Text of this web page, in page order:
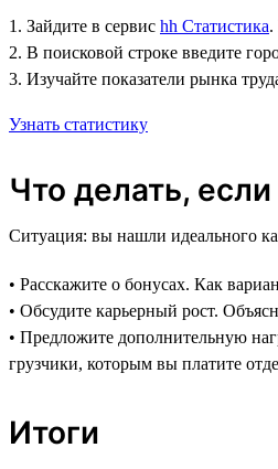
1. Зайдите в сервис hh Статистика.
2. В поисковой строке введите
3. Изучайте показатели рынка
Узнать статистику
Что делать,
Ситуация: вы нашли идеального
• Расскажите о бонусах. Как
• Обсудите карьерный рост.
• Предложите дополнительную
грузчики, которым вы платите
Итоги